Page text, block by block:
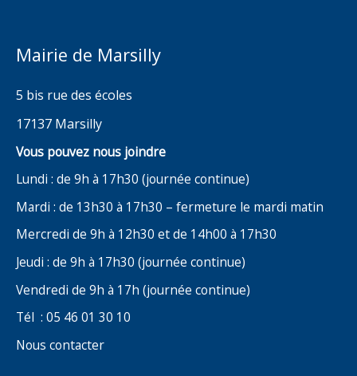
Mairie de Marsilly
5 bis rue des écoles
17137 Marsilly
Vous pouvez nous joindre
Lundi : de 9h à 17h30 (journée continue)
Mardi : de 13h30 à 17h30 – fermeture le mardi matin
Mercredi de 9h à 12h30 et de 14h00 à 17h30
Jeudi : de 9h à 17h30 (journée continue)
Vendredi de 9h à 17h (journée continue)
Tél : 05 46 01 30 10
Nous contacter